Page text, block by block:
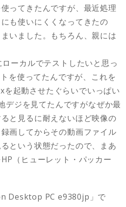
ってきたんですが、最近処理
も使いにくくなってきたの
いました。もちろん、親には
ーカルでテストしたいと思っ
を使ってたんですが、これを
起動させたぐらいでいっぱい
デジを見てたんですがなぜか最
と見るに耐えないほど映像の
画してからその動画ファイル
という状態だったので、まあ
（ヒューレット・パッカー
Desktop PC e9380jp」で